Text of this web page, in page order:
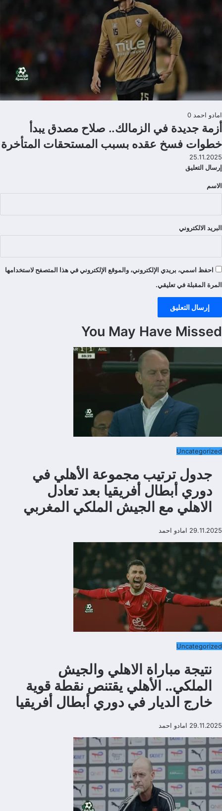
امادو احمد 0
أزمة جديدة في الزمالك.. صلاح مصدق يبدأ
خطوات فسخ عقده بسبب المستحقات المتأخرة
25.11.2025
إرسال التعليق
تعليقات
الاسم
البريد الالكتروني
احفظ اسمي، بريدي الإلكتروني، والموقع الإلكتروني في هذا المتصفح لاستخدامها
المرة المقبلة في تعليقي.
You May Have Missed
Uncategorized
جدول ترتيب مجموعة الأهلي في
دوري أبطال أفريقيا بعد تعادل
الاهلي مع الجيش الملكي المغربي
29.11.2025 امادو احمد
Uncategorized
نتيجة مباراة الاهلي والجيش
الملكي.. الأهلي يقتنص نقطة قوية
خارج الديار في دوري أبطال أفريقيا
29.11.2025 امادو احمد